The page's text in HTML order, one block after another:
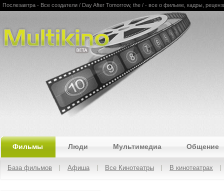
Multikino
Послезавтра - Все создатели / Day After Tomorrow, the / - все о фильме, кадры,
Фильмы Люди Мультимедиа Общение
База фильмов Афиша Все Кинотеатры В кинотеатрах